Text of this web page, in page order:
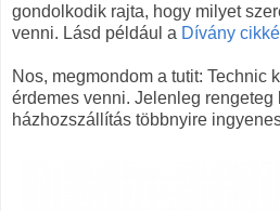
gondolkodik rajta, hogy milyet
venni. Lásd például a Dívány
Nos, megmondom a tutit: Technic
érdemes venni. Jelenleg rengeteg
házhozszállítás többnyire